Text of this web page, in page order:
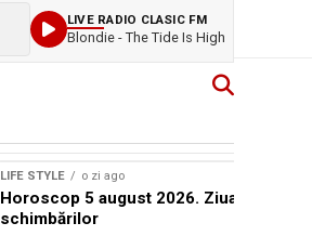
LIVE RADIO CLASIC FM
Blondie - The Tide Is High
LIFE STYLE o zi ago
Horoscop 5 august 2026. Ziua
schimbărilor